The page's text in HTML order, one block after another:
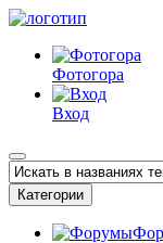
Фотогора
Вход
Категории